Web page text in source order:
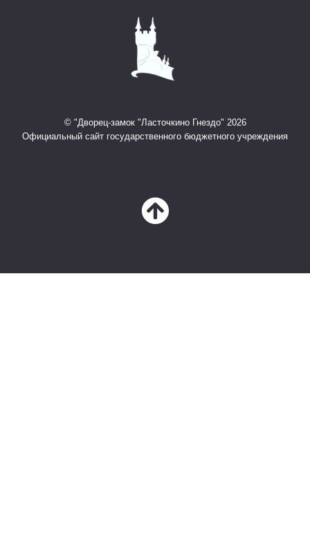
© "Дворец-замок "Ласточкино Гнездо" 2026
Официальный сайт государственного бюджетного учреждения